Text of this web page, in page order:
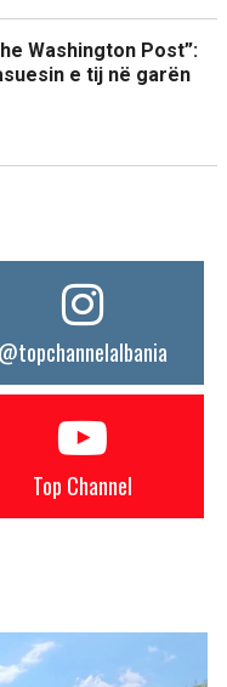
Washington Post”:
e tij në garën
@topchannelalbania
Top Channel